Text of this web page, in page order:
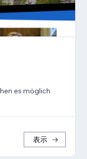
es möglich
表示